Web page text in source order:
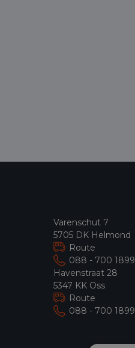
Varenschut 7
5705 DK Helmond
Route
088 - 700 1899
Havenstraat 28
5347 KK Oss
Route
088 - 700 1899